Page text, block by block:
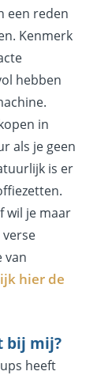
een reden
Kenmerk
hebben
in
als je geen
is er
wil je maar
van
hier de
bij mij?
heeft